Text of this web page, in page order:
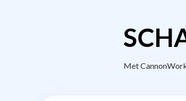
Met